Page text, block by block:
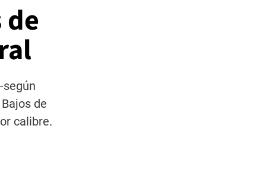
de
calibre.